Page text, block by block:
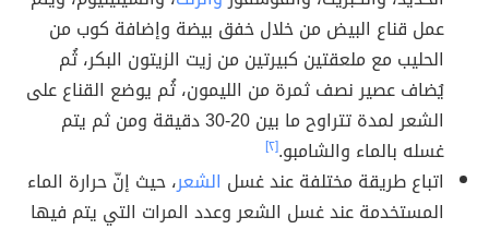
عمل قناع البيض من خلال خفق بيضة وإضافة كوب من
الحليب مع ملعقتين كبيرتين من زيت الزيتون البكر، ثُم
يُضاف عصير نصف ثمرة من الليمون، ثُم يوضع القناع على
الشعر لمدة تتراوح ما بين 20-30 دقيقة ومن ثم يتم
غسله بالماء والشامبو.[٢]
اتباع طريقة مختلفة عند غسل الشعر، حيث إنّ حرارة الماء
المستخدمة عند غسل الشعر وعدد المرات التي يتم فيها